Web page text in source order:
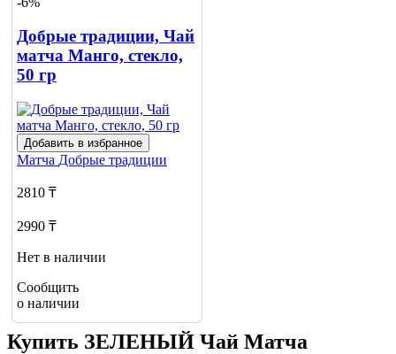
Добрые традиции, Чай
матча Манго, стекло,
50 гр
Добавить в избранное
Матча Добрые традиции
2810 ₸
2990 ₸
Нет в наличии
Сообщить
о наличии
Купить ЗЕЛЕНЫЙ Чай Матча